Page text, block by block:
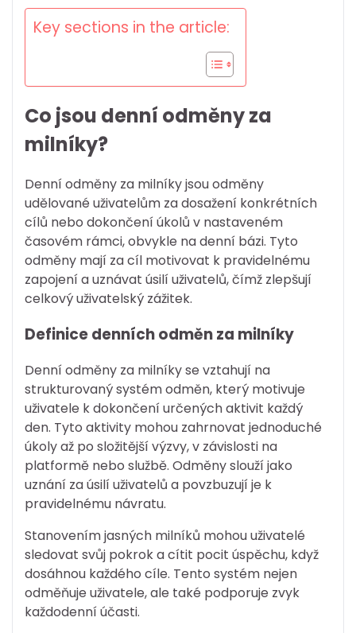
Key sections in the article:
Co jsou denní odměny za
milníky?
Denní odměny za milníky jsou odměny
udělované uživatelům za dosažení konkrétních
cílů nebo dokončení úkolů v nastaveném
časovém rámci, obvykle na denní bázi. Tyto
odměny mají za cíl motivovat k pravidelnému
zapojení a uznávat úsilí uživatelů, čímž zlepšují
celkový uživatelský zážitek.
Definice denních odměn za milníky
Denní odměny za milníky se vztahují na
strukturovaný systém odměn, který motivuje
uživatele k dokončení určených aktivit každý
den. Tyto aktivity mohou zahrnovat jednoduché
úkoly až po složitější výzvy, v závislosti na
platformě nebo službě. Odměny slouží jako
uznání za úsilí uživatelů a povzbuzují je k
pravidelnému návratu.
Stanovením jasných milníků mohou uživatelé
sledovat svůj pokrok a cítit pocit úspěchu, když
dosáhnou každého cíle. Tento systém nejen
odměňuje uživatele, ale také podporuje zvyk
každodenní účasti.